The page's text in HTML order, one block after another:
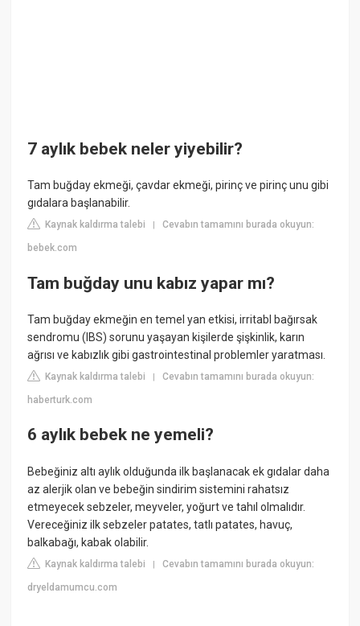
7 aylık bebek neler yiyebilir?
Tam buğday ekmeği, çavdar ekmeği, pirinç ve pirinç unu gibi
gıdalara başlanabilir.
Kaynak kaldırma talebi |Cevabın tamamını burada okuyun:
bebek.com
Tam buğday unu kabız yapar mı?
Tam buğday ekmeğin en temel yan etkisi, irritabl bağırsak
sendromu (IBS) sorunu yaşayan kişilerde şişkinlik, karın
ağrısı ve kabızlık gibi gastrointestinal problemler yaratması.
Kaynak kaldırma talebi |Cevabın tamamını burada okuyun:
haberturk.com
6 aylık bebek ne yemeli?
Bebeğiniz altı aylık olduğunda ilk başlanacak ek gıdalar daha
az alerjik olan ve bebeğin sindirim sistemini rahatsız
etmeyecek sebzeler, meyveler, yoğurt ve tahıl olmalıdır.
Vereceğiniz ilk sebzeler patates, tatlı patates, havuç,
balkabağı, kabak olabilir.
Kaynak kaldırma talebi |Cevabın tamamını burada okuyun:
dryeldamumcu.com